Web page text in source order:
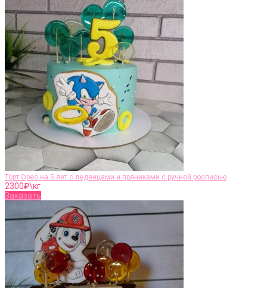
Торт Орео на 5 лет с леденцами и пряниками с ручной росписью
2300₽\кг
Заказать